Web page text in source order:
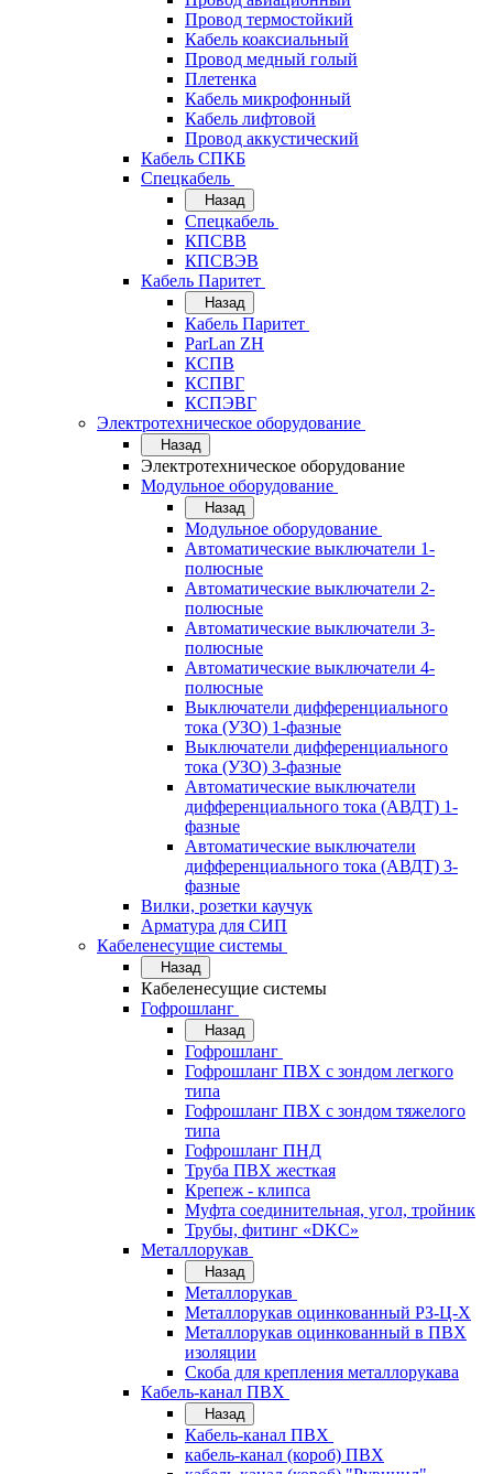
Провод термостойкий
Кабель коаксиальный
Провод медный голый
Плетенка
Кабель микрофонный
Кабель лифтовой
Провод аккустический
Кабель СПКБ
Спецкабель
Назад
Спецкабель
КПСВВ
КПСВЭВ
Кабель Паритет
Назад
Кабель Паритет
ParLan ZH
КСПВ
КСПВГ
КСПЭВГ
Электротехническое оборудование
Назад
Электротехническое оборудование
Модульное оборудование
Назад
Модульное оборудование
Автоматические выключатели 1-
полюсные
Автоматические выключатели 2-
полюсные
Автоматические выключатели 3-
полюсные
Автоматические выключатели 4-
полюсные
Выключатели дифференциального
тока (УЗО) 1-фазные
Выключатели дифференциального
тока (УЗО) 3-фазные
Автоматические выключатели
дифференциального тока (АВДТ) 1-
фазные
Автоматические выключатели
дифференциального тока (АВДТ) 3-
фазные
Вилки, розетки каучук
Арматура для СИП
Кабеленесущие системы
Назад
Кабеленесущие системы
Гофрошланг
Назад
Гофрошланг
Гофрошланг ПВХ с зондом легкого
типа
Гофрошланг ПВХ с зондом тяжелого
типа
Гофрошланг ПНД
Труба ПВХ жесткая
Крепеж - клипса
Муфта соединительная, угол, тройник
Трубы, фитинг «DKC»
Металлорукав
Назад
Металлорукав
Металлорукав оцинкованный РЗ-Ц-Х
Металлорукав оцинкованный в ПВХ
изоляции
Скоба для крепления металлорукава
Кабель-канал ПВХ
Назад
Кабель-канал ПВХ
кабель-канал (короб) ПВХ